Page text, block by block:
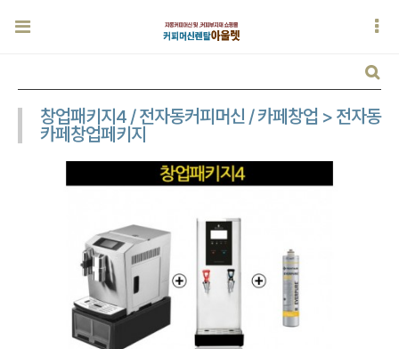
창업패키지4 / 전자동커피머신 / 카페창업 > 전자동
카페창업페키지